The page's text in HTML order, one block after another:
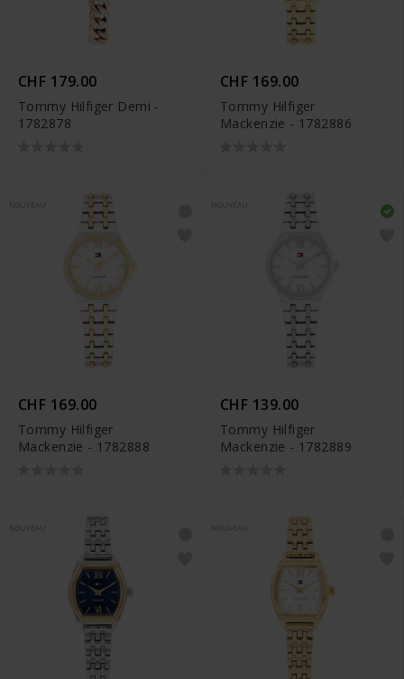
CHF 179.00
Tommy Hilfiger Demi -
1782878
CHF 169.00
Tommy Hilfiger
Mackenzie - 1782886
CHF 169.00
Tommy Hilfiger
Mackenzie - 1782888
CHF 139.00
Tommy Hilfiger
Mackenzie - 1782889
NOUVEAU NOUVEAU